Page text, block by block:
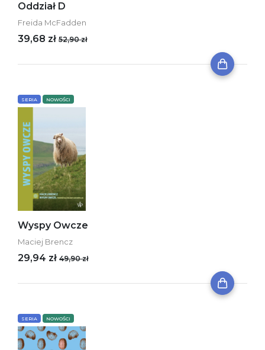
Oddział D
Freida McFadden
39,68 zł 52,90 zł
SERIA NOWOŚCI
Wyspy Owcze
Maciej Brencz
29,94 zł 49,90 zł
SERIA NOWOŚCI